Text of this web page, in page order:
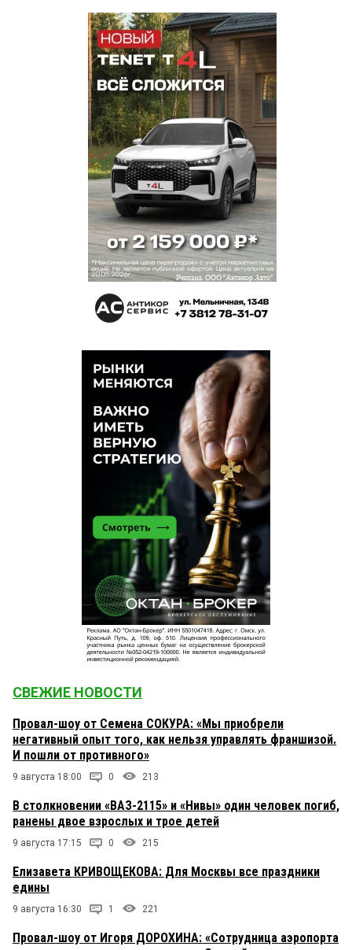
СВЕЖИЕ НОВОСТИ
Провал-шоу от Семена СОКУРА: «Мы приобрели
негативный опыт того, как нельзя управлять франшизой.
И пошли от противного»
9 августа 18:00 0 213
В столкновении «ВАЗ-2115» и «Нивы» один человек погиб,
ранены двое взрослых и трое детей
9 августа 17:15 0 215
Елизавета КРИВОЩЕКОВА: Для Москвы все праздники
едины
9 августа 16:30 1 221
Провал-шоу от Игоря ДОРОХИНА: «Сотрудница аэропорта